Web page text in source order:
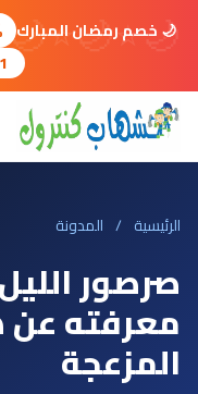
🌙
⭐
🌙
⭐
🌙
🌙 خصم رمضان المبارك
الرئيسية / المدونة
صرصور
معرفته عن
المزعجة